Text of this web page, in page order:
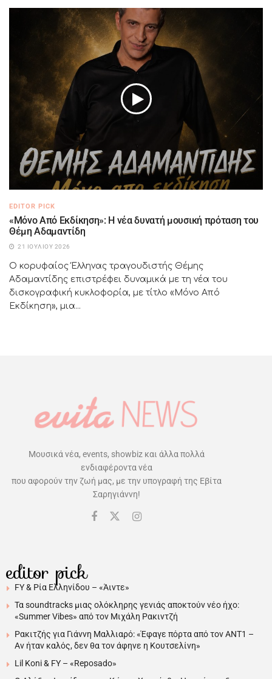
EDITOR PICK
«Μόνο Από Εκδίκηση»: Η νέα δυνατή μουσική πρόταση του
Θέμη Αδαμαντίδη
21 ΙΟΥΛΊΟΥ 2026
Ο κορυφαίος Έλληνας τραγουδιστής Θέμης
Αδαμαντίδης επιστρέφει δυναμικά με τη νέα του
δισκογραφική κυκλοφορία, με τίτλο «Μόνο Από
Εκδίκηση», μια...
Μουσικά νέα, events, showbiz και άλλα πολλά
ενδιαφέροντα νέα
που αφορούν την ζωή μας, με την υπογραφή της Εβίτα
Σαρηγιάννη!
editor pick
FY & Ρία Ελληνίδου – «Άιντε»
Τα soundtracks μιας ολόκληρης γενιάς αποκτούν νέο ήχο:
«Summer Vibes» από τον Μιχάλη Ρακιντζή
Ρακιτζής για Γιάννη Μαλλιαρό: «Έφαγε πόρτα από τον ΑΝΤ1 –
Αν ήταν καλός, δεν θα τον άφηνε η Κουτσελίνη»
Lil Koni & FY – «Reposado»